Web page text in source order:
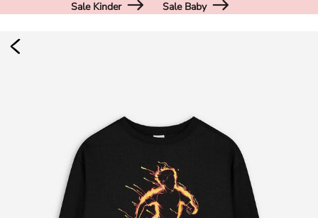
Sale Kinder
Sale Baby